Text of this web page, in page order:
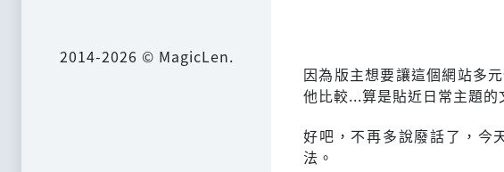
2014-2026 © MagicLen.
因為版主想要讓這個網站多
他比較...算是貼近日常主題的
好吧，不再多說廢話了，今
法。